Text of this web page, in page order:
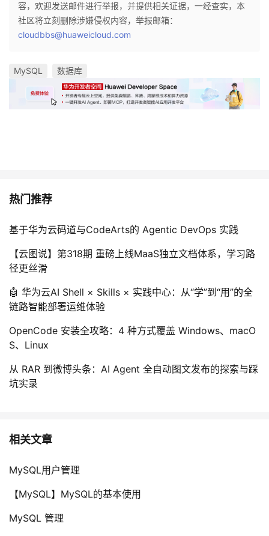
容，欢迎发送邮件进行举报，并提供相关证据，一经查实，本
社区将立刻删除涉嫌侵权内容，举报邮箱：
cloudbbs@huaweicloud.com
MySQL 数据库
热门推荐
基于华为云码道与CodeArts的 Agentic DevOps 实践
【云图说】第318期 重磅上线MaaS独立文档体系，学习路
径更丝滑
🤖 华为云AI Shell × Skills × 实践中心：从“学”到“用”的全
链路智能部署运维体验
OpenCode 安装全攻略：4 种方式覆盖 Windows、macO
S、Linux
从 RAR 到微博头条：AI Agent 全自动图文发布的探索与踩
坑实录
相关文章
MySQL用户管理
【MySQL】MySQL的基本使用
MySQL 管理